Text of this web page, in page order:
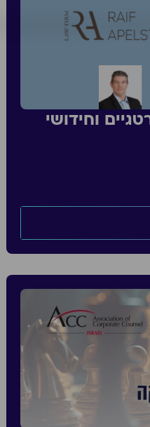
וחידושי